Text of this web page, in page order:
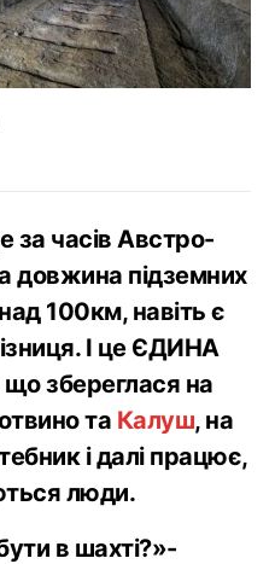
за часів Австро-
довжина підземних
100км, навіть є
І це ЄДИНА
збереглася на
та Калуш, на
і далі працює,
люди.
в шахті?»-